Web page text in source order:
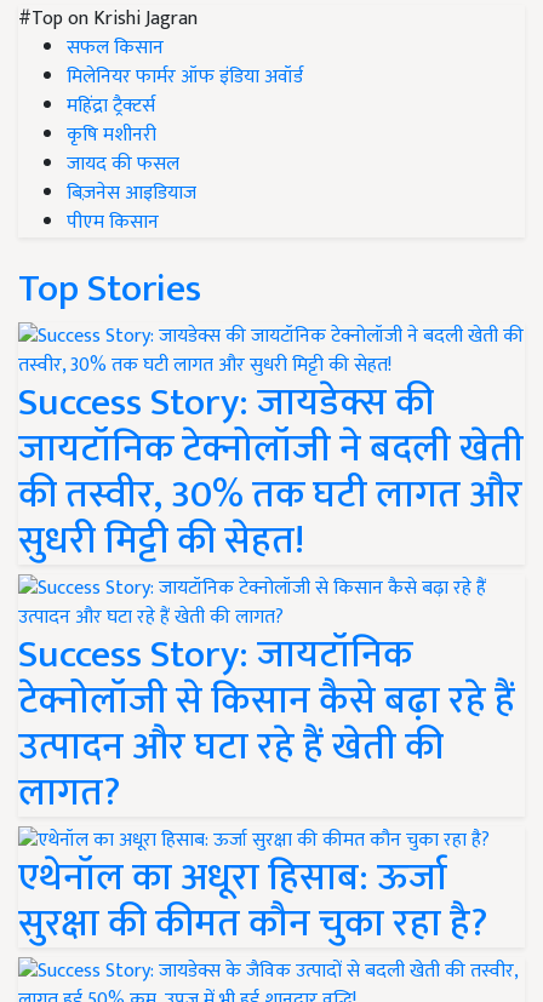
#Top on Krishi Jagran
सफल किसान
मिलेनियर फार्मर ऑफ इंडिया अवॉर्ड
महिंद्रा ट्रैक्टर्स
कृषि मशीनरी
जायद की फसल
बिज़नेस आइडियाज
पीएम किसान
Top Stories
Success Story: जायडेक्स की
जायटॉनिक टेक्नोलॉजी ने बदली खेती
की तस्वीर, 30% तक घटी लागत और
सुधरी मिट्टी की सेहत!
Success Story: जायटॉनिक
टेक्नोलॉजी से किसान कैसे बढ़ा रहे हैं
उत्पादन और घटा रहे हैं खेती की
लागत?
एथेनॉल का अधूरा हिसाब: ऊर्जा
सुरक्षा की कीमत कौन चुका रहा है?